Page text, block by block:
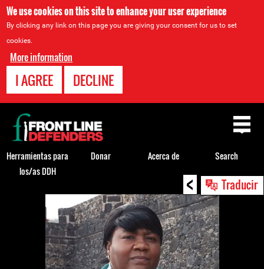
We use cookies on this site to enhance your user experience
By clicking any link on this page you are giving your consent for us to set
cookies.
More information
I AGREE DECLINE
< Traducir
Back
Back
to
top
Herramientas para
los/as DDH
Donar Acerca de Search